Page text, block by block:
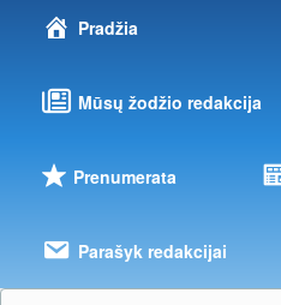
Pradžia
Mūsų žodžio redakcija
Prenumerata
Parašyk redakcijai